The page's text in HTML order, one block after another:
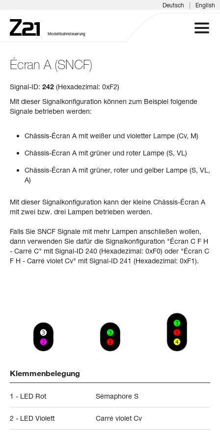
Deutsch | English
Modellbahnsteuerung
Z21 SYSTEM
INFOTAGE
MEDIEN
Écran A (SNCF)
Signal-ID: 242 (Hexadezimal: 0xF2)
Mit dieser Signalkonfiguration können zum Beispiel folgende
Signale betrieben werden:
Châssis-Écran A mit weißer und violetter Lampe (Cv, M)
Châssis-Écran A mit grüner und roter Lampe (S, VL)
Châssis-Écran A mit grüner, roter und gelber Lampe (S, VL,
A)
Mit dieser Signalkonfiguration kann der kleine Châssis-Écran A
mit zwei bzw. drei Lampen betrieben werden.
Falls Sie SNCF Signale mit mehr Lampen anschließen wollen,
dann verwenden Sie dafür die Signalkonfiguration "Écran C F H
- Carré C" mit Signal-ID 240 (Hexadezimal: 0xF0) oder "Écran C
F H - Carré violet Cv" mit Signal-ID 241 (Hexadezimal: 0xF1).
Klemmenbelegung
1 - LED Rot Sémaphore S
2 - LED Violett Carré violet Cv